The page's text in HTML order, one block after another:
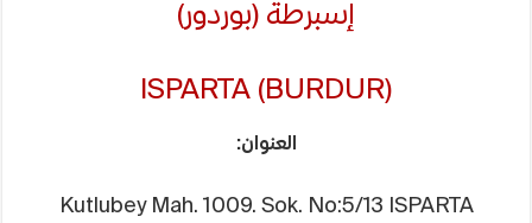
إسبرطة (بوردور)
ISPARTA (BURDUR)
العنوان:
Kutlubey Mah. 1009. Sok. No:5/13 ISPARTA